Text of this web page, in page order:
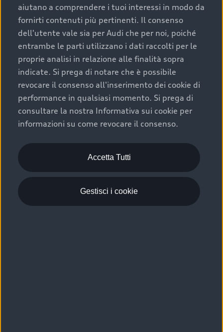
condizioni della carrozzeria e degli interni: una
buona conservazione evidenzia cura e attenzione del
precedente proprietario;
efficienza meccanica: motore, trasmissione e
componenti principali in ottimo stato garantiscono
prestazioni affidabili e sicure.
Acquistare un’auto usata in una Concessionaria ufficiale
Audi che offre l’usato garantito tramite Audi Prima
Scelta :plus, significa affidarsi ad un prodotto che viene
sottoposto a 110 controlli approfonditi e coperto da
garanzia fino a 4 anni per una maggiore tutela del tuo
acquisto.
aiutano a comprendere i tuoi interessi in modo da
fornirti contenuti più pertinenti. Il consenso
dell'utente vale sia per Audi che per noi, poiché
entrambe le parti utilizzano i dati raccolti per le
proprie analisi in relazione alle finalità sopra
indicate. Si prega di notare che è possibile
revocare il consenso all'inserimento dei cookie di
performance in qualsiasi momento. Si prega di
consultare la nostra Informativa sui cookie per
informazioni su come revocare il consenso.
Accetta Tutti
Gestisci i cookie